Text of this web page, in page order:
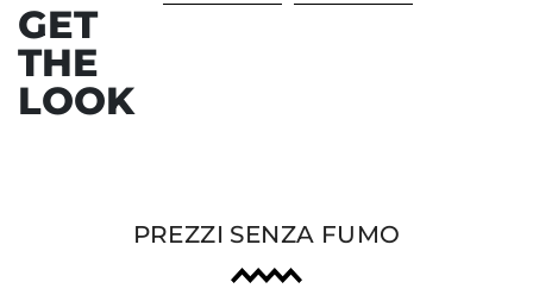
GET
THE
LOOK
PREZZI SENZA FUMO